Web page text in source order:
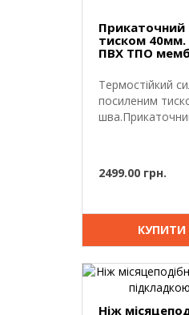
Прикаточний
тиском 40мм.
ПВХ ТПО
Термостійкий
посиленим
2499.00 грн.
КУПИТИ
Ніж